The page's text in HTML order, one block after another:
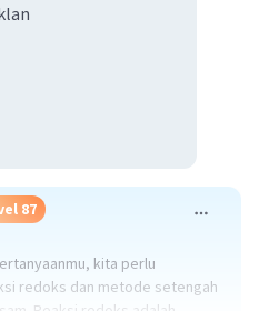
87
kita perlu
redoks dan metode setengah